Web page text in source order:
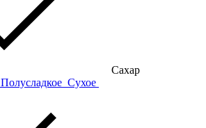
Сахар
Полусладкое Сухое